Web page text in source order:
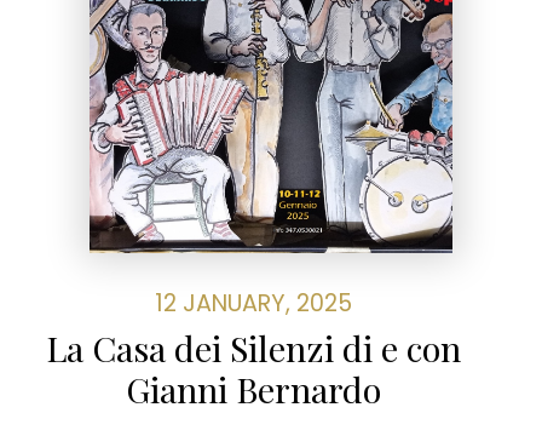
12 JANUARY, 2025
La Casa dei Silenzi di e con
Gianni Bernardo